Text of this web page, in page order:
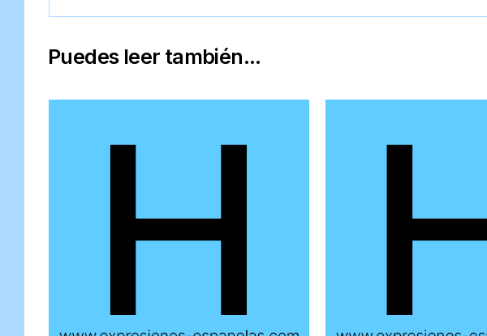
Puedes leer también...